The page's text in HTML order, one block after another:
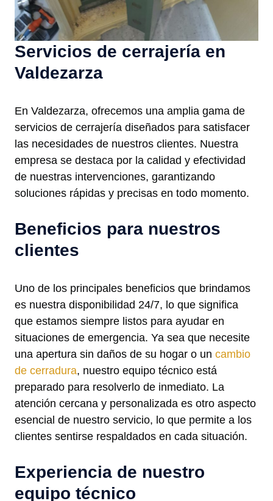
Servicios de cerrajería en
Valdezarza
En Valdezarza, ofrecemos una amplia gama de
servicios de cerrajería diseñados para satisfacer
las necesidades de nuestros clientes. Nuestra
empresa se destaca por la calidad y efectividad
de nuestras intervenciones, garantizando
soluciones rápidas y precisas en todo momento.
Beneficios para nuestros
clientes
Uno de los principales beneficios que brindamos
es nuestra disponibilidad 24/7, lo que significa
que estamos siempre listos para ayudar en
situaciones de emergencia. Ya sea que necesite
una apertura sin daños de su hogar o un cambio
de cerradura, nuestro equipo técnico está
preparado para resolverlo de inmediato. La
atención cercana y personalizada es otro aspecto
esencial de nuestro servicio, lo que permite a los
clientes sentirse respaldados en cada situación.
Experiencia de nuestro
equipo técnico